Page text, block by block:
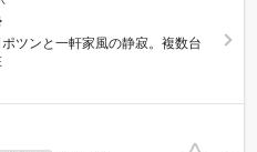
ポツンと一軒家風の静寂。複数台